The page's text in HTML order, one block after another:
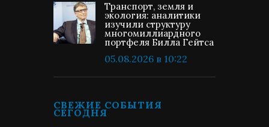
Транспорт, земля и
экология: аналитики
изучили структуру
многомиллиардного
портфеля Билла Гейтса
05.08.2026 в 10:22
СВЕЖИЕ СОБЫТИЯ
СЕГОДНЯ